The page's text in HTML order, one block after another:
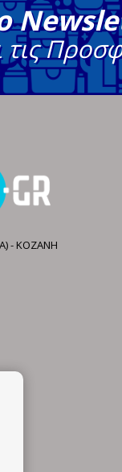
- ΚΟΖΑΝΗ